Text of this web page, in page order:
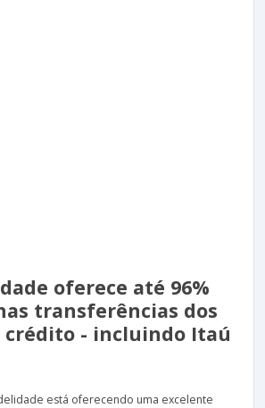
oferece até 96%
transferências dos
crédito - incluindo Itaú
está oferecendo uma excelente